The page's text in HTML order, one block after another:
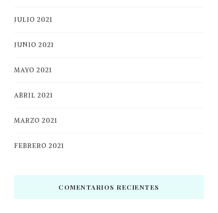
JULIO 2021
JUNIO 2021
MAYO 2021
ABRIL 2021
MARZO 2021
FEBRERO 2021
COMENTARIOS RECIENTES